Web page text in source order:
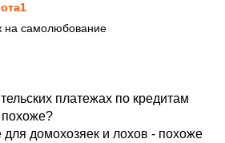
на самолюбование
платежах по кредитам
похоже?
домохозяек и лохов - похоже